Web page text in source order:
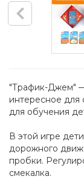
"Трафик-Джем" —
интересное для
для обучения
В этой игре
дорожного
пробки.
смекалка.